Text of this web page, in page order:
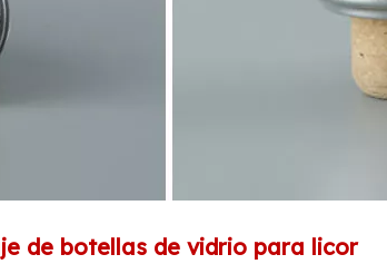
de botellas de vidrio para licor